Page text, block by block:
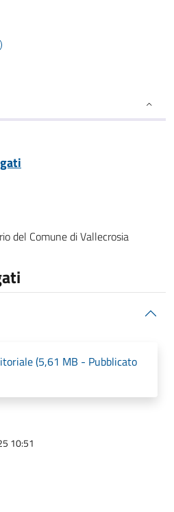
del Comune di Vallecrosia
(5,61 MB - Pubblicato
10:51